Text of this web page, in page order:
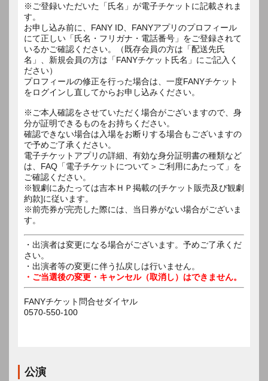
※ご登録いただいた「氏名」が電子チケットに記載されま
す。
お申し込み前に、FANY ID、FANYアプリのプロフィール
にて正しい「氏名・フリガナ・電話番号」をご登録されて
いるかご確認ください。（既存会員の方は「配送先氏
名」、新規会員の方は「FANYチケット氏名」にご記入く
ださい）
プロフィールの修正を行った場合は、一度FANYチケット
をログインし直してからお申し込みください。
※ご本人確認をさせていただく場合がございますので、身
分が証明できるものをお持ちください。
確認できない場合は入場をお断りする場合もございますの
で予めご了承ください。
電子チケットアプリの詳細、有効な身分証明書の種類など
は、FAQ「電子チケットについて＞ご利用にあたって」を
ご確認ください。
※観劇にあたっては吉本ＨＰ掲載の[チケット販売及び観劇
約款]に従います。
※前売券が完売した際には、当日券がない場合がございま
す。
・出演者は変更になる場合がございます。予めご了承くだ
さい。
・出演者等の変更に伴う払戻しは行いません。
・ご当選後の変更・キャンセル（取消し）はできません。
FANYチケット問合せダイヤル
0570-550-100
公演